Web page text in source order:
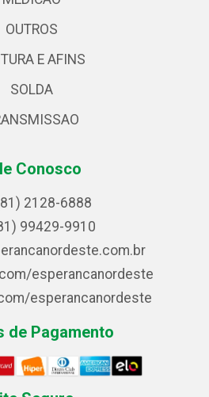
OUTROS
E AFINS
SOLDA
Conosco
2128-6888
99429-9910
esperancanordeste
esperancanordeste
de Pagamento